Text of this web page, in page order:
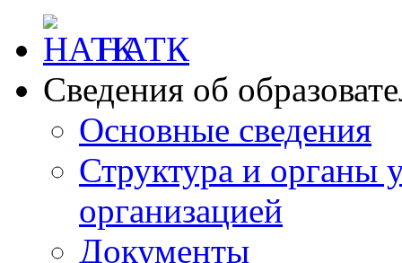
НАТК
Сведения об
Основные сведения
Структура и органы
организацией
Документы